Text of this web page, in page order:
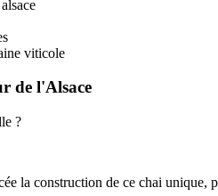
de l'Alsace
?
la construction de ce chai unique,